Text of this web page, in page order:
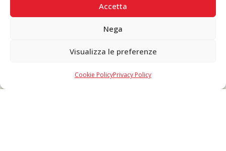
Accetta
Nega
Visualizza le preferenze
Cookie PolicyPrivacy Policy
Copyright © 2026 F. Divella S.p.A. - P.IVA 00257660720 - REA: 35658